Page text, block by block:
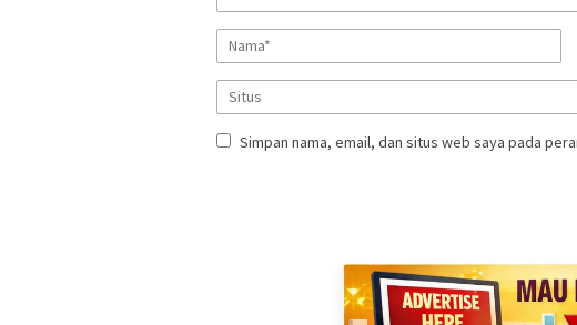
Simpan nama, email, dan situs web saya pada